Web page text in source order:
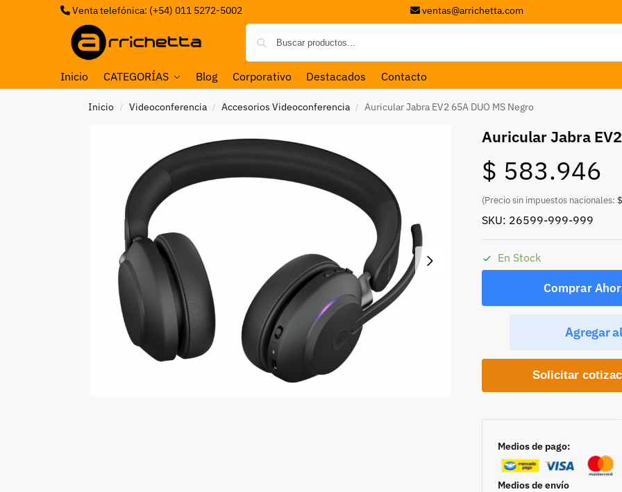
Venta telefónica: (+54) 011 5272-5002 ventas@arrichetta.com
Inicio CATEGORÍAS Blog Corporativo Destacados Contacto
Inicio / Videoconferencia / Accesorios Videoconferencia / Auricular Jabra EV2 65A DUO MS Negro
Auricular Jabra
$ 583.946
(Precio sin impuestos nacionales:
SKU: 26599-999-999
En Stock
Comprar
Agregar
Solicitar
Medios de pago:
Medios de envío